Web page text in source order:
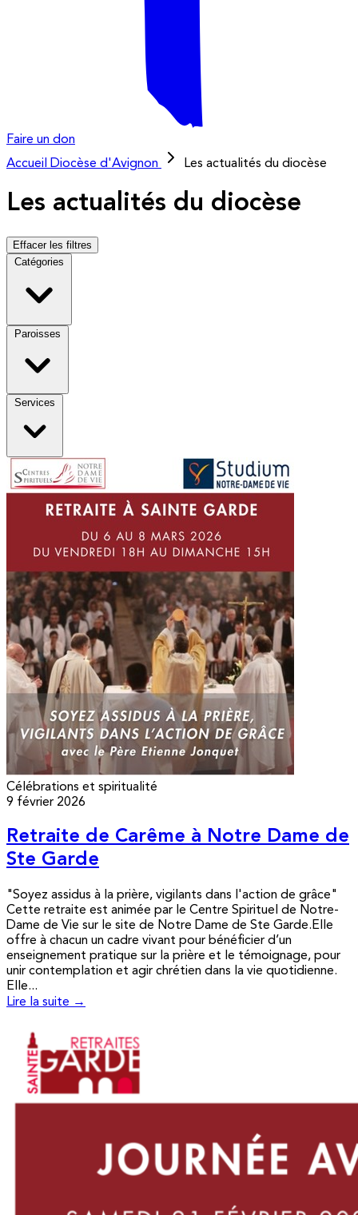
Faire un don
Accueil
Diocèse d'Avignon Les actualités du diocèse
Les actualités du diocèse
Effacer les filtres
Catégories
Paroisses
Services
Célébrations et spiritualité
9 février 2026
Retraite de Carême à Notre Dame de
Ste Garde
"Soyez assidus à la prière, vigilants dans l'action de grâce"
Cette retraite est animée par le Centre Spirituel de Notre-
Dame de Vie sur le site de Notre Dame de Ste Garde.Elle
offre à chacun un cadre vivant pour bénéficier d’un
enseignement pratique sur la prière et le témoignage, pour
unir contemplation et agir chrétien dans la vie quotidienne.
Elle...
Lire la suite →